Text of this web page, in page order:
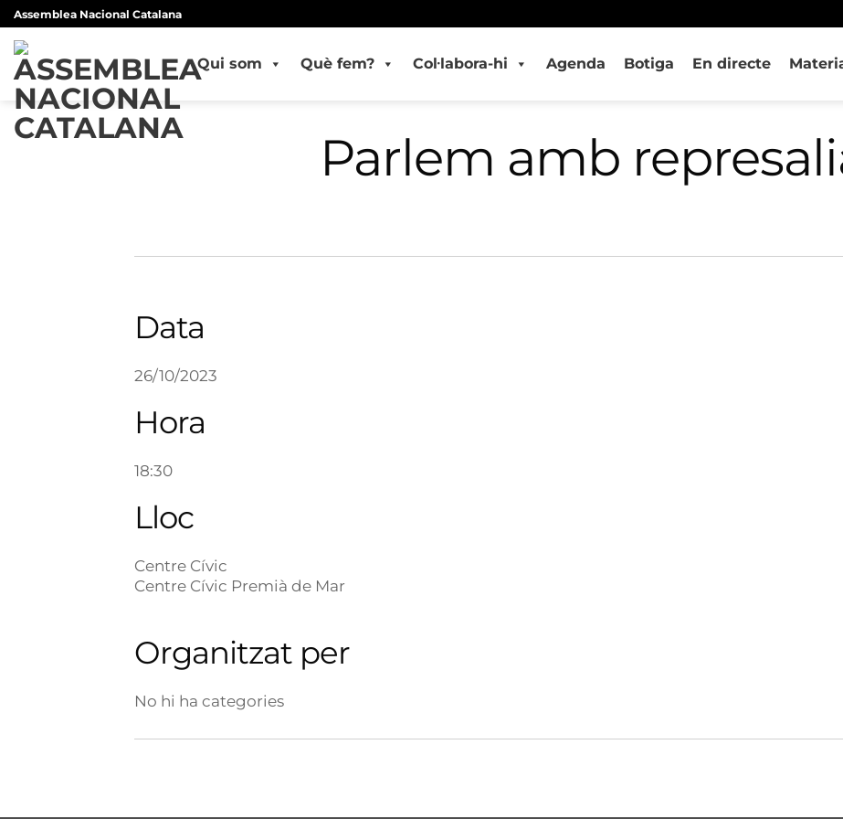
Skip
to
content
Assemblea Nacional Catalana
Qui som Què fem? Col·labora-hi Agenda Botiga En directe
Parlem amb
Data
26/10/2023
Hora
18:30
Lloc
Centre Cívic
Centre Cívic Premià de Mar
Organitzat per
No hi ha categories